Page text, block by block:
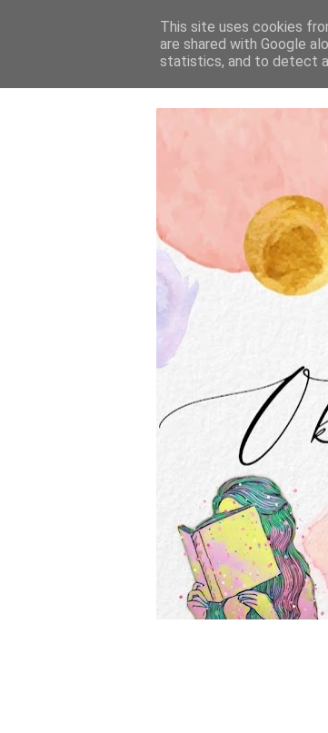
This site uses cookies
are shared with Google
statistics, and to detect